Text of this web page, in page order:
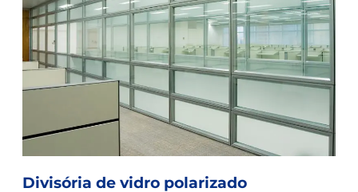
Divisória de vidro polarizado